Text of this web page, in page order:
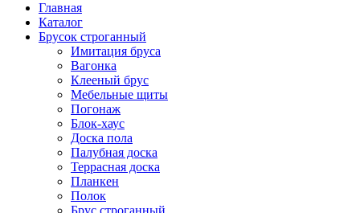
Главная
Каталог
Брусок строганный
Имитация бруса
Вагонка
Клееный брус
Мебельные щиты
Погонаж
Блок-хаус
Доска пола
Палубная доска
Террасная доска
Планкен
Полок
Брус строганный